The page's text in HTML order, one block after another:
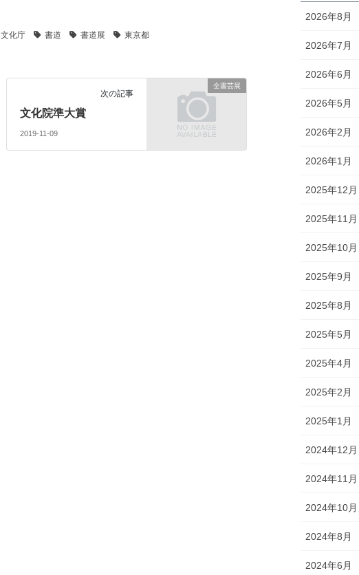
文化庁 書道 書道展 東京都
全書芸展
次の記事
文化院準大賞
2019-11-09
2026年8月
2026年7月
2026年6月
2026年5月
2026年2月
2026年1月
2025年12月
2025年11月
2025年10月
2025年9月
2025年8月
2025年5月
2025年4月
2025年2月
2025年1月
2024年12月
2024年11月
2024年10月
2024年8月
2024年6月